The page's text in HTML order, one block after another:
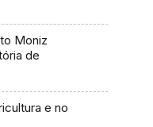
Moniz
de
e no